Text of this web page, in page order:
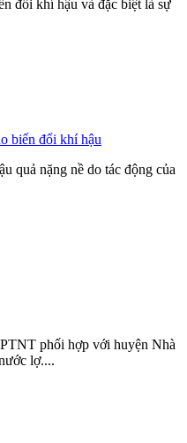
đổi khí hậu và đặc biệt là sự
biến đổi khí hậu
quả nặng nề do tác động của
phối hợp với huyện Nhà
lợ....